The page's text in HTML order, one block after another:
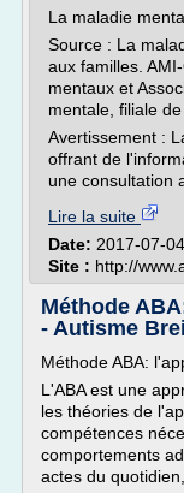
La maladie
Source : La
aux familles.
mentaux et
mentale, filiale
Avertissement :
offrant de
une consultation
Lire la suite
Date: 2017-07-
Site : http://
Méthode
- Autisme
Méthode ABA:
L'ABA est une
les théories de
compétences
comportements
actes du